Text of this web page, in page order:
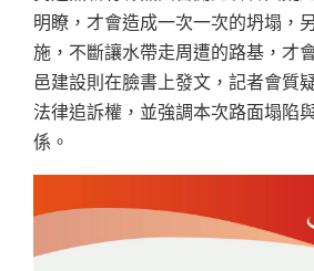
明瞭，才會造成一次一次的坍塌，
施，不斷讓水帶走周遭的路基，才
邑建設則在臉書上發文，記者會質
法律追訴權，並強調本次路面塌陷
係。